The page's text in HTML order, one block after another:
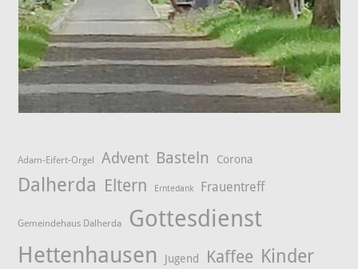
Adam-Eifert-Orgel Advent Basteln Corona
Dalherda Eltern Erntedank Frauentreff
Gemeindehaus Dalherda Gottesdienst
Hettenhausen Jugend Kaffee Kinder